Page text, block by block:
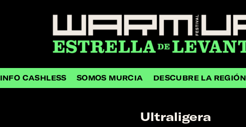
INFO CASHLESS SOMOS MURCIA DESCUBRE LA REGIÓN
Ultraligera